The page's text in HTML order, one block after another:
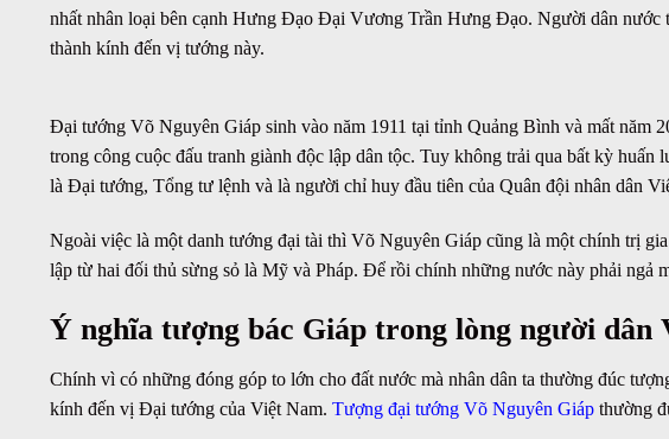
nhất nhân loại bên cạnh Hưng Đạo Đại Vương Trần Hưng Đạo. Người dân nước
thành kính đến vị tướng này.
Đại tướng Võ Nguyên Giáp sinh vào năm 1911 tại tỉnh Quảng Bình và mất năm
trong công cuộc đấu tranh giành độc lập dân tộc. Tuy không trải qua bất kỳ
là Đại tướng, Tổng tư lệnh và là người chỉ huy đầu tiên của Quân đội nhân dân
Ngoài việc là một danh tướng đại tài thì Võ Nguyên Giáp cũng là một chính trị
lập từ hai đối thủ sừng sỏ là Mỹ và Pháp. Để rồi chính những nước này phải ngả
Ý nghĩa tượng bác Giáp trong lòng người dân
Chính vì có những đóng góp to lớn cho đất nước mà nhân dân ta thường đúc
kính đến vị Đại tướng của Việt Nam. Tượng đại tướng Võ Nguyên Giáp thường